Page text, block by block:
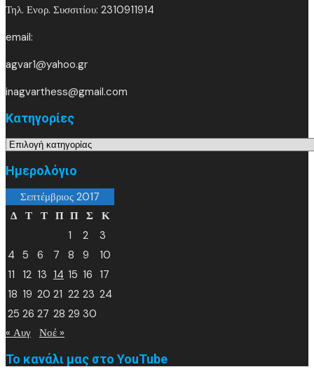
Τηλ. Ενορ. Συσσιτίου: 2310911914
email:
agvar1@yahoo.gr
inagvarthess@gmail.com
Kατηγορίες
Kατηγορίες
Ημερολόγιο
Σεπτέμβριος 2017
Δ Τ Τ Π Π Σ
Κ
1
2
3
4 5 6 7 8 9
10
11
12 13 14 15 16 17
18 19 20 21 22 23 24
25 26 27 28 29 30
« Αυγ Νοέ »
Το κανάλι μας στο YouTube